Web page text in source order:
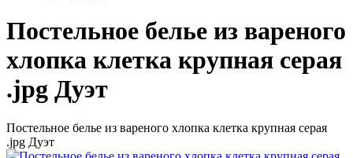
Постельное белье из вареного
хлопка клетка крупная серая
.jpg Дуэт
Постельное белье из вареного хлопка клетка крупная серая
.jpg Дуэт